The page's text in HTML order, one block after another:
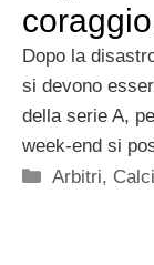
Dopo la
si devono
della serie A,
week-end si
Categorie
Arbitri,